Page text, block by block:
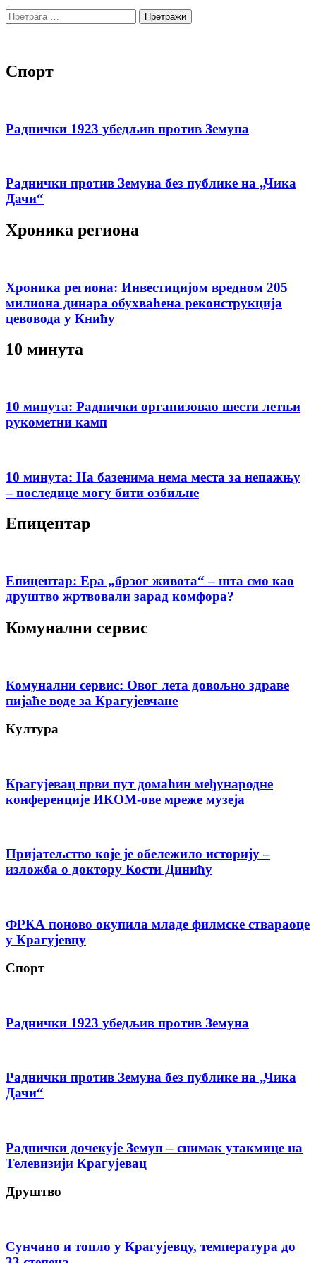
Претрага
за:
Спорт
Раднички 1923 убедљив против Земуна
Раднички против Земуна без публике на „Чика
Дачи“
Хроника региона
Хроника региона: Инвестицијом вредном 205
милиона динара обухваћена реконструкција
цевовода у Книћу
10 минута
10 минута: Раднички организовао шести летњи
рукометни камп
10 минута: На базенима нема места за непажњу
– последице могу бити озбиљне
Епицентар
Епицентар: Ера „брзог живота“ – шта смо као
друштво жртвовали зарад комфора?
Комунални сервис
Комунални сервис: Овог лета довољно здраве
пијаће воде за Крагујевчане
Култура
Крагујевац први пут домаћин међународне
конференције ИКОМ-ове мреже музеја
Пријатељство које је обележило историју –
изложба о доктору Кости Динићу
ФРКА поново окупила младе филмске ствараоце
у Крагујевцу
Спорт
Раднички 1923 убедљив против Земуна
Раднички против Земуна без публике на „Чика
Дачи“
Раднички дочекује Земун – снимак утакмице на
Телевизији Крагујевац
Друштво
Сунчано и топло у Крагујевцу, температура до